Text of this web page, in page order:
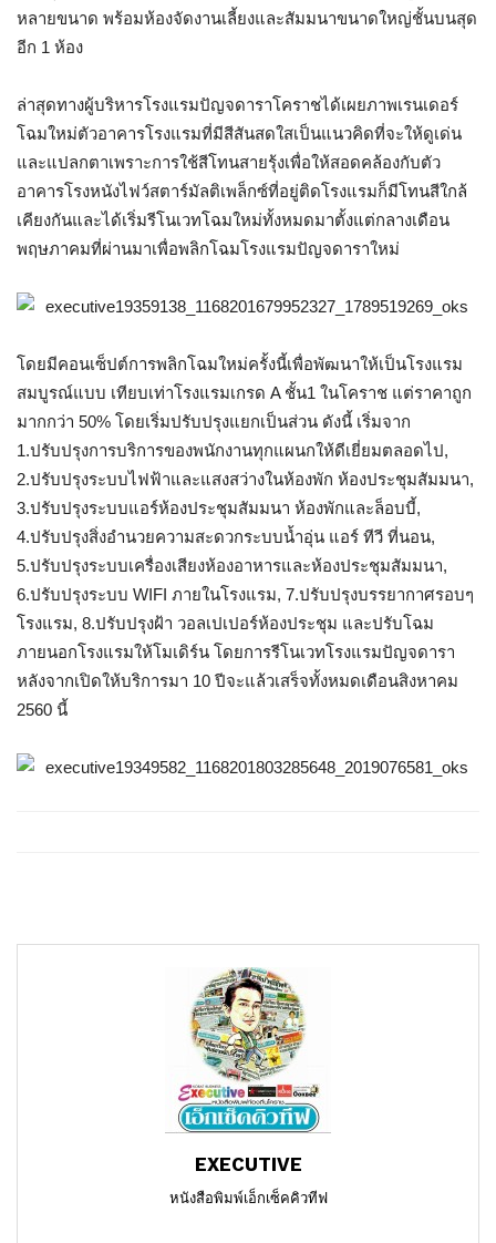
หลายขนาด พร้อมห้องจัดงานเลี้ยงและสัมมนาขนาดใหญ่ชั้นบนสุด
อีก 1 ห้อง
ล่าสุดทางผู้บริหารโรงแรมปัญจดาราโคราชได้เผยภาพเรนเดอร์
โฉมใหม่ตัวอาคารโรงแรมที่มีสีสันสดใสเป็นแนวคิดที่จะให้ดูเด่น
และแปลกตาเพราะการใช้สีโทนสายรุ้งเพื่อให้สอดคล้องกับตัว
อาคารโรงหนังไฟว์สตาร์มัลติเพล็กซ์ที่อยู่ติดโรงแรมก็มีโทนสีใกล้
เคียงกันและได้เริ่มรีโนเวทโฉมใหม่ทั้งหมดมาตั้งแต่กลางเดือน
พฤษภาคมที่ผ่านมาเพื่อพลิกโฉมโรงแรมปัญจดาราใหม่
โดยมีคอนเซ็ปต์การพลิกโฉมใหม่ครั้งนี้เพื่อพัฒนาให้เป็นโรงแรม
สมบูรณ์แบบ เทียบเท่าโรงแรมเกรด A ชั้น1 ในโคราช แต่ราคาถูก
มากกว่า 50% โดยเริ่มปรับปรุงแยกเป็นส่วน ดังนี้ เริ่มจาก
1.ปรับปรุงการบริการของพนักงานทุกแผนกให้ดีเยี่ยมตลอดไป,
2.ปรับปรุงระบบไฟฟ้าและแสงสว่างในห้องพัก ห้องประชุมสัมมนา,
3.ปรับปรุงระบบแอร์ห้องประชุมสัมมนา ห้องพักและล็อบบี้,
4.ปรับปรุงสิ่งอำนวยความสะดวกระบบน้ำอุ่น แอร์ ทีวี ที่นอน,
5.ปรับปรุงระบบเครื่องเสียงห้องอาหารและห้องประชุมสัมมนา,
6.ปรับปรุงระบบ WIFI ภายในโรงแรม, 7.ปรับปรุงบรรยากาศรอบๆ
โรงแรม, 8.ปรับปรุงฝ้า วอลเปเปอร์ห้องประชุม และปรับโฉม
ภายนอกโรงแรมให้โมเดิร์น โดยการรีโนเวทโรงแรมปัญจดารา
หลังจากเปิดให้บริการมา 10 ปีจะแล้วเสร็จทั้งหมดเดือนสิงหาคม
2560 นี้
EXECUTIVE
หนังสือพิมพ์เอ็กเซ็คคิวทีฟ